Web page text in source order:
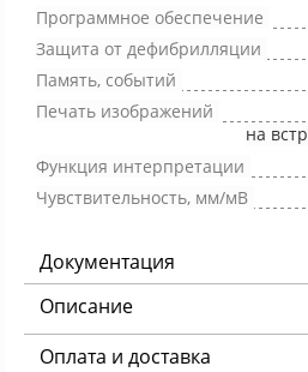
Программное обеспечение
Защита от дефибрилляции
Память, событий
Печать изображений
на
Функция интерпретации
Чувствительность, мм/мВ
Документация
Описание
Оплата и доставка